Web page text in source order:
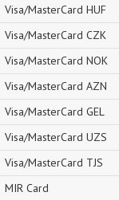
Visa/MasterCard HUF
Visa/MasterCard CZK
Visa/MasterCard NOK
Visa/MasterCard AZN
Visa/MasterCard GEL
Visa/MasterCard UZS
Visa/MasterCard TJS
MIR Card